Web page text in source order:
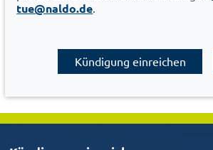
tue@naldo.de
Kündigung einreichen